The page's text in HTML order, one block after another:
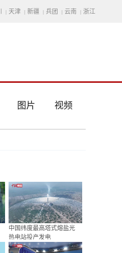
| 天津 | 新疆 | 兵团 | 云南 | 浙江
图片 视频
中国纬度最高塔式熔盐光
热电站投产发电